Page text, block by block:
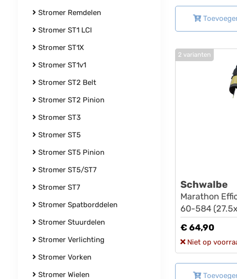
Stromer Remdelen
Stromer ST1 LCI
Stromer ST1X
Stromer ST1v1
Stromer ST2 Belt
Stromer ST2 Pinion
Stromer ST3
Stromer ST5
Stromer ST5 Pinion
Stromer ST5/ST7
Stromer ST7
Stromer Spatborddelen
Stromer Stuurdelen
Stromer Verlichting
Stromer Vorken
Stromer Wielen
Schwalbe
Marathon
60-584
2 varianten
€ 64,90
Niet op